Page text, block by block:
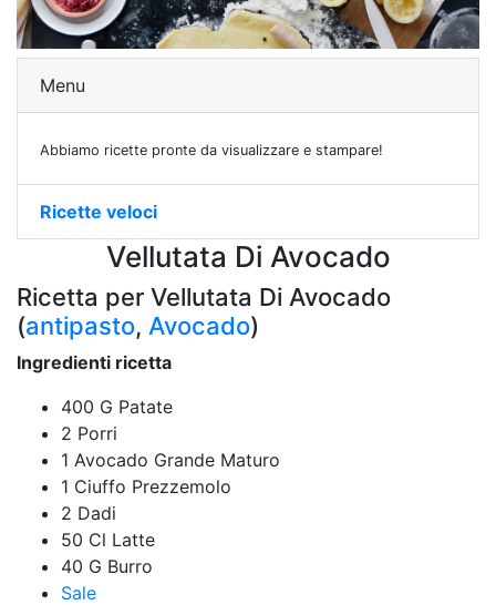
Menu
Abbiamo ricette pronte da visualizzare e stampare!
Ricette veloci
Vellutata Di Avocado
Ricetta per Vellutata Di Avocado
(antipasto, Avocado)
Ingredienti ricetta
400 G Patate
2 Porri
1 Avocado Grande Maturo
1 Ciuffo Prezzemolo
2 Dadi
50 Cl Latte
40 G Burro
Sale